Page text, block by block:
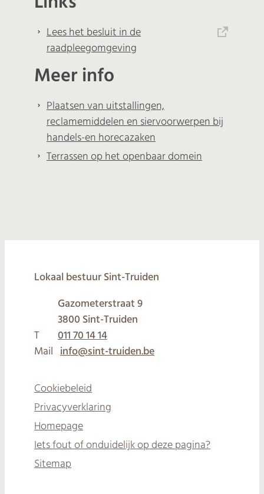
Lees het besluit in de
raadpleegomgeving
Meer info
Plaatsen van uitstallingen,
reclamemiddelen en siervoorwerpen bij
handels-en horecazaken
Terrassen op het openbaar domein
© 2026
Lokaal bestuur Sint-Truiden
Gazometerstraat 9
,
3800 Sint-Truiden
T
011 70 14 14
Mail
info@sint-truiden.be
Cookiebeleid
Privacyverklaring
Homepage
Iets fout of onduidelijk op deze pagina?
Sitemap